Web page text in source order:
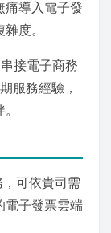
痛導入電子發
度。
接電子商務
服務經驗，
可依貴司需
電子發票雲端